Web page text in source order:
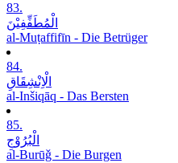
83.
الْمُطَفِّفِیْنَ
al-Muṭaffifīn - Die Betrüger
84.
الْاِنْشِقَاقِ
al-Inšiqāq - Das Bersten
85.
الْبُرُوْجِ
al-Burūǧ - Die Burgen